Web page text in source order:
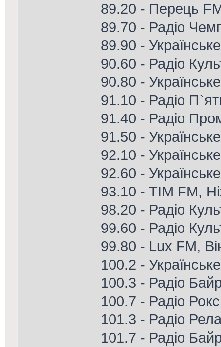
89.20 - Перець
89.70 - Радіо
89.90 -
90.60 - Радіо
90.80 -
91.10 - Радіо
91.40 - Радіо
91.50 -
92.10 -
92.60 -
93.10 - ТІМ FM,
98.20 - Радіо
99.60 - Радіо
99.80 - Lux FM,
100.2 -
100.3 - Радіо
100.7 - Радіо
101.3 - Радіо
101.7 - Радіо